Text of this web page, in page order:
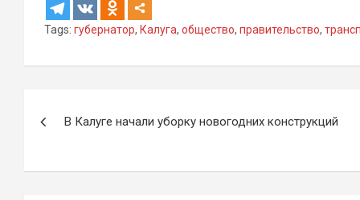
Tags: губернатор, Калуга, общество, правительство,
записям
В Калуге начали уборку новогодних конструкций